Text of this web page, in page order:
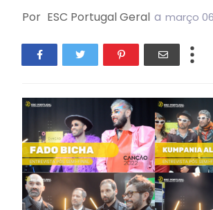
Por ESC Portugal Geral a março